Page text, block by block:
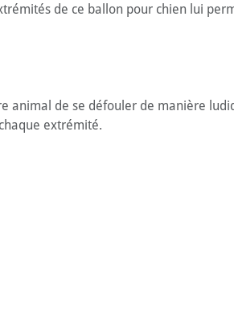
de ce ballon pour chien lui
animal de se défouler de manière
extrémité.